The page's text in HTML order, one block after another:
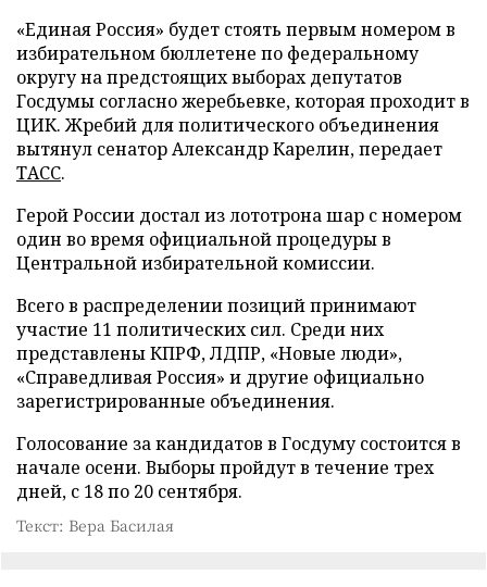
«Единая Россия» будет стоять первым номером в
избирательном бюллетене по федеральному
округу на предстоящих выборах депутатов
Госдумы согласно жеребьевке, которая проходит в
ЦИК. Жребий для политического объединения
вытянул сенатор Александр Карелин, передает
ТАСС.
Герой России достал из лототрона шар с номером
один во время официальной процедуры в
Центральной избирательной комиссии.
Всего в распределении позиций принимают
участие 11 политических сил. Среди них
представлены КПРФ, ЛДПР, «Новые люди»,
«Справедливая Россия» и другие официально
зарегистрированные объединения.
Голосование за кандидатов в Госдуму состоится в
начале осени. Выборы пройдут в течение трех
дней, с 18 по 20 сентября.
Текст: Вера Басилая